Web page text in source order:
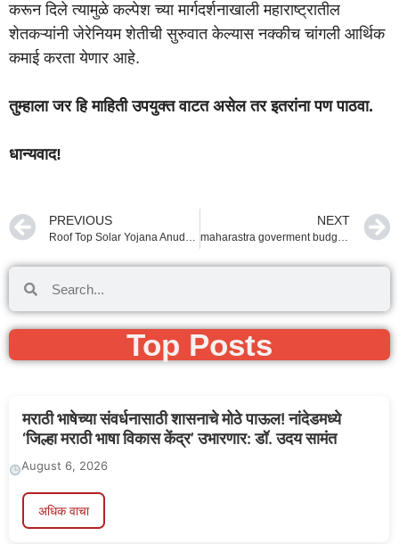
करून दिले त्यामुळे कल्पेश च्या मार्गदर्शनाखाली महाराष्ट्रातील
शेतकऱ्यांनी जेरेनियम शेतीची सुरुवात केल्यास नक्कीच चांगली आर्थिक
कमाई करता येणार आहे.
तुम्हाला जर हि माहिती उपयुक्त वाटत असेल तर इतरांना पण पाठवा.
धान्यवाद!
PREVIOUS
Roof Top Solar Yojana Anudan 2022 | घरगुती वीजग्राहकांसाठी ४० टक्के अनुदान
NEXT
maharastra goverment budget 2022 |
Top Posts
मराठी भाषेच्या संवर्धनासाठी शासनाचे मोठे पाऊल! नांदेडमध्ये
‘जिल्हा मराठी भाषा विकास केंद्र’ उभारणार: डॉ. उदय सामंत
August 6, 2026
अधिक वाचा